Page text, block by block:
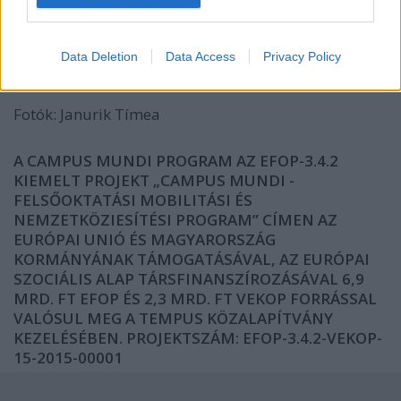
Data Deletion Data Access Privacy Policy
Fotók: Janurik Tímea
A CAMPUS MUNDI PROGRAM AZ EFOP-3.4.2
KIEMELT PROJEKT „CAMPUS MUNDI -
FELSŐOKTATÁSI MOBILITÁSI ÉS
NEMZETKÖZIESÍTÉSI PROGRAM” CÍMEN AZ
EURÓPAI UNIÓ ÉS MAGYARORSZÁG
KORMÁNYÁNAK TÁMOGATÁSÁVAL, AZ EURÓPAI
SZOCIÁLIS ALAP TÁRSFINANSZÍROZÁSÁVAL 6,9
MRD. FT EFOP ÉS 2,3 MRD. FT VEKOP FORRÁSSAL
VALÓSUL MEG A TEMPUS KÖZALAPÍTVÁNY
KEZELÉSÉBEN. PROJEKTSZÁM: EFOP-3.4.2-VEKOP-
15-2015-00001